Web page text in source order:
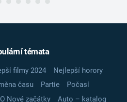
témata
filmy 2024
Nejlepší horory
času Partie
Počasí
Nové začátky
Auto – katalog